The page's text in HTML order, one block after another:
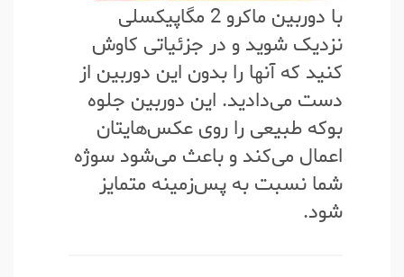
با دوربین ماکرو 2 مگاپیکسلی
نزدیک شوید و در جزئیاتی کاوش
کنید که آنها را بدون این دوربین از
دست می‌دادید. این دوربین جلوه
بوکه طبیعی را روی عکس‌هایتان
اعمال می‌کند و باعث می‌شود سوژه
شما نسبت به پس‌زمینه متمایز
شود.